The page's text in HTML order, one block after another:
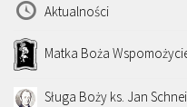
Aktualności
Matka Boża
Sługa Boży ks. Jan